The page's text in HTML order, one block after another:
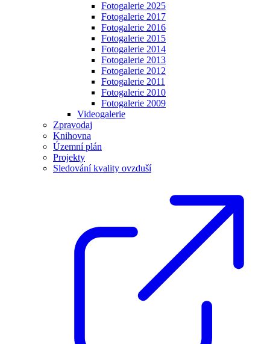
Fotogalerie 2025
Fotogalerie 2017
Fotogalerie 2016
Fotogalerie 2015
Fotogalerie 2014
Fotogalerie 2013
Fotogalerie 2012
Fotogalerie 2011
Fotogalerie 2010
Fotogalerie 2009
Videogalerie
Zpravodaj
Knihovna
Územní plán
Projekty
Sledování kvality ovzduší